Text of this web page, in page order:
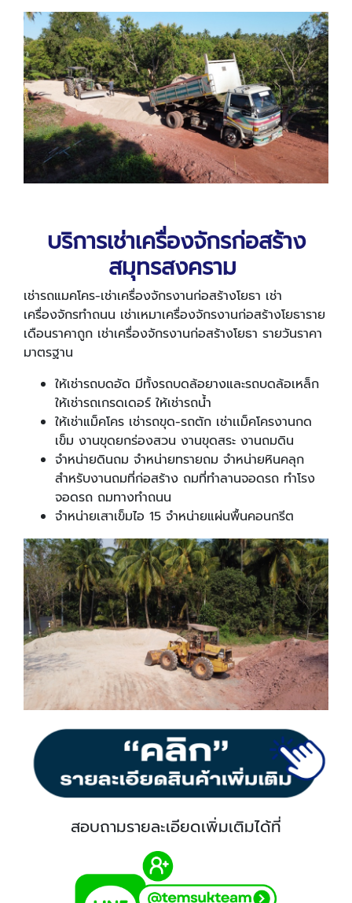
บริการเช่าเครื่องจักรก่อสร้าง
สมุทรสงคราม
เช่ารถแมคโคร-เช่าเครื่องจักรงานก่อสร้างโยธา เช่า
เครื่องจักรทำถนน เช่าเหมาเครื่องจักรงานก่อสร้างโยธาราย
เดือนราคาถูก เช่าเครื่องจักรงานก่อสร้างโยธา รายวันราคา
มาตรฐาน
ให้เช่ารถบดอัด มีทั้งรถบดล้อยางและรถบดล้อเหล็ก
ให้เช่ารถเกรดเดอร์ ให้เช่ารถน้ำ
ให้เช่าแม็คโคร เช่ารถขุด-รถตัก เช่าเเม็คโครงานกด
เข็ม งานขุดยกร่องสวน งานขุดสระ งานถมดิน
จำหน่ายดินถม จำหน่ายทรายถม จำหน่ายหินคลุก
สำหรับงานถมที่ก่อสร้าง ถมที่ทำลานจอดรถ ทำโรง
จอดรถ ถมทางทำถนน
จำหน่ายเสาเข็มไอ 15 จำหน่ายแผ่นพื้นคอนกรีต
สอบถามรายละเอียดเพิ่มเติมได้ที่